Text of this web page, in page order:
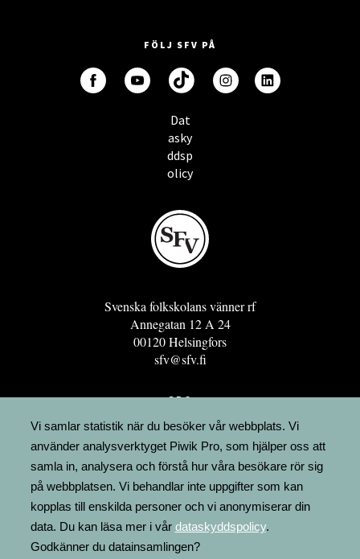
FÖLJ SFV PÅ
Dat
asky
ddsp
olicy
Svenska folkskolans vänner rf
Annegatan 12 A 24
00120 Helsingfors
sfv@sfv.fi
GRO
FÖRENINGSRESURSEN
MINNESRUNOR.FI
UPPSLAGSVERKET FINLAND
LÄGENHETER
FAKTURERING
Vi samlar statistik när du besöker vår webbplats. Vi
använder analysverktyget Piwik Pro, som hjälper oss att
samla in, analysera och förstå hur våra besökare rör sig
på webbplatsen. Vi behandlar inte uppgifter som kan
kopplas till enskilda personer och vi anonymiserar din
data. Du kan läsa mer i vår dataskyddspolicy.
Godkänner du datainsamlingen?